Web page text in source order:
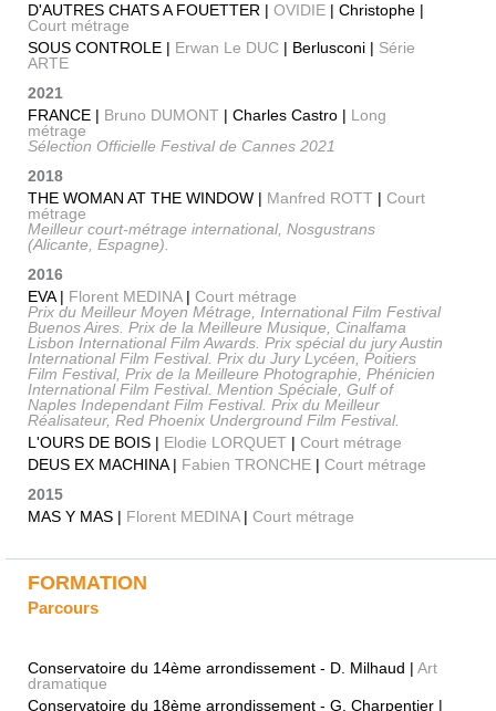
D'AUTRES CHATS A FOUETTER | OVIDIE | Christophe |
Court métrage
SOUS CONTROLE | Erwan Le DUC | Berlusconi | Série
ARTE
2021
FRANCE | Bruno DUMONT | Charles Castro | Long
métrage
Sélection Officielle Festival de Cannes 2021
2018
THE WOMAN AT THE WINDOW | Manfred ROTT | Court
métrage
Meilleur court-métrage international, Nosgustrans
(Alicante, Espagne).
2016
EVA | Florent MEDINA| Court métrage
Prix du Meilleur Moyen Métrage, International Film Festival
Buenos Aires. Prix de la Meilleure Musique, Cinalfama
Lisbon International Film Awards. Prix spécial du jury Austin
International Film Festival. Prix du Jury Lycéen, Poitiers
Film Festival, Prix de la Meilleure Photographie, Phénicien
International Film Festival. Mention Spéciale, Gulf of
Naples Independant Film Festival. Prix du Meilleur
Réalisateur, Red Phoenix Underground Film Festival.
L'OURS DE BOIS | Elodie LORQUET | Court métrage
DEUS EX MACHINA | Fabien TRONCHE | Court métrage
2015
MAS Y MAS | Florent MEDINA| Court métrage
FORMATION
Parcours
Conservatoire du 14ème arrondissement - D. Milhaud | Art
dramatique
Conservatoire du 18ème arrondissement - G. Charpentier |